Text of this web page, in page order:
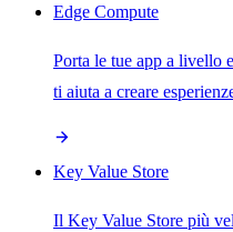
Edge Compute
Porta le tue app a livello
ti aiuta a creare
Key Value Store
Il Key Value Store più